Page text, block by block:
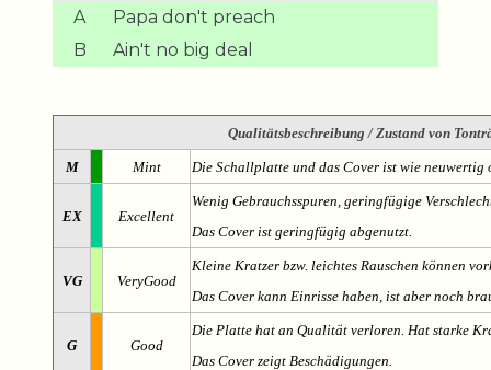
A
Papa don't preach
B
Ain't no big deal
Qualitätsbeschreibung / Zustand von
M Mint Die Schallplatte und das Cover ist wie
EX Excellent
Wenig Gebrauchsspuren, geringfügige
Das Cover ist geringfügig abgenutzt.
VG VeryGood
Kleine Kratzer bzw. leichtes Rauschen können
Das Cover kann Einrisse haben, ist aber noch
G Good
Die Platte hat an Qualität verloren. Hat starke
Das Cover zeigt Beschädigungen.